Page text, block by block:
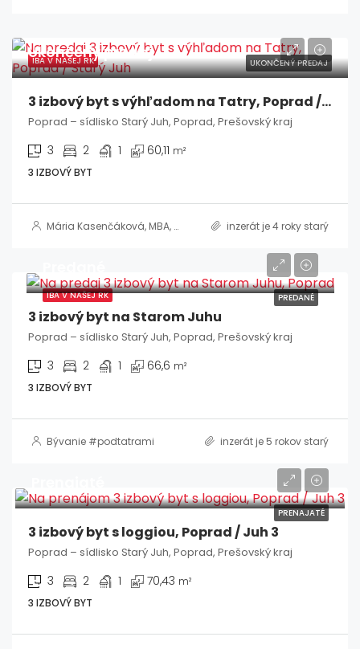
IBA V NAŠEJ RK UKONČENÝ PREDAJ
Ukončený predaj
3 izbový byt s výhľadom na Tatry, Poprad / Starý Juh
Poprad – sídlisko Starý Juh, Poprad, Prešovský kraj
3 2 1 60,11 m²
3 IZBOVÝ BYT
Mária Kasenčáková, MBA, RSc. inzerát je 4 roky starý
IBA V NAŠEJ RK PREDANÉ
3 izbový byt na Starom Juhu
Poprad – sídlisko Starý Juh, Poprad, Prešovský kraj
3 2 1 66,6 m²
3 IZBOVÝ BYT
Bývanie #podtatrami inzerát je 5 rokov starý
PRENAJATÉ
3 izbový byt s loggiou, Poprad / Juh 3
Poprad – sídlisko Starý Juh, Poprad, Prešovský kraj
3 2 1 70,43 m²
3 IZBOVÝ BYT